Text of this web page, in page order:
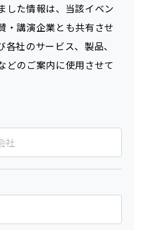
した情報は、当該イベン
・講演企業とも共有させ
社のサービス、製品、
どのご案内に使用させて